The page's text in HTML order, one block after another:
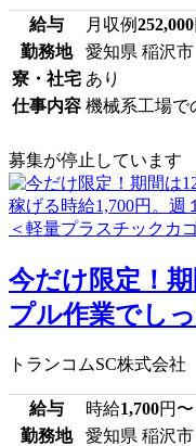
給与 月収例252,000
勤務地
愛知県 稲沢市
寮・社宅 あり
仕事内容 機械系工場で
募集が停止しています
今だけ限定！
プル作業でし
トランコムSC株式会社
給与 時給1,700円〜
勤務地
愛知県 稲沢市